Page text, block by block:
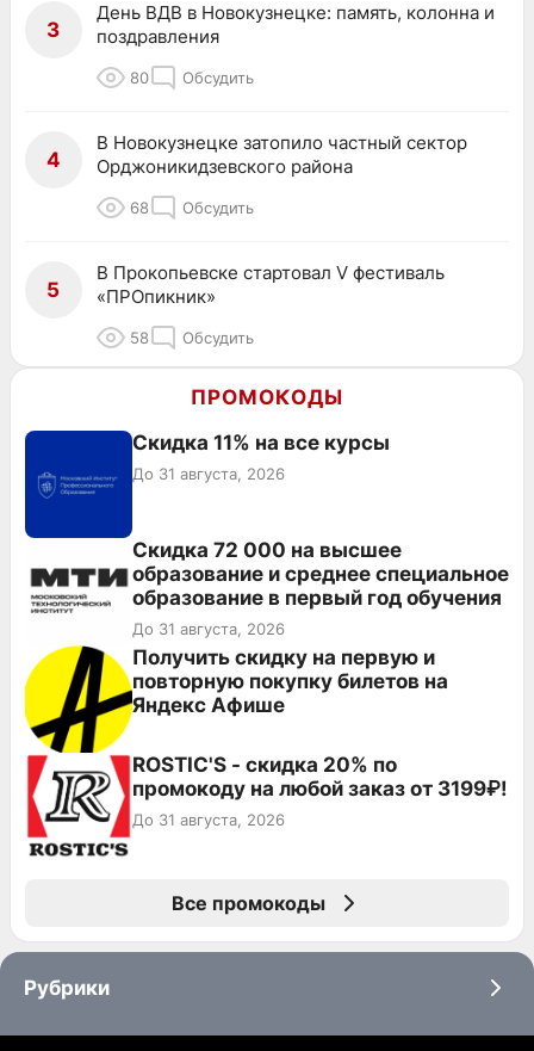
3
День ВДВ в Новокузнецке: память, колонна и
поздравления
80 Обсудить
4
В Новокузнецке затопило частный сектор
Орджоникидзевского района
68 Обсудить
5
В Прокопьевске стартовал V фестиваль
«ПРОпикник»
58 Обсудить
ПРОМОКОДЫ
Скидка 11% на все курсы
До 31 августа, 2026
Скидка 72 000 на высшее
образование и среднее специальное
образование в первый год обучения
До 31 августа, 2026
Получить скидку на первую и
повторную покупку билетов на
Яндекс Афише
ROSTIC'S - скидка 20% по
промокоду на любой заказ от 3199₽!
До 31 августа, 2026
Все промокоды
Рубрики